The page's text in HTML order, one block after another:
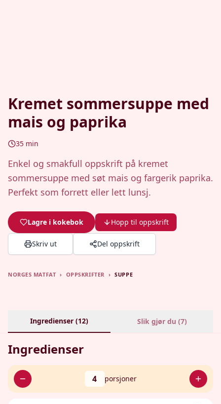
Kremet sommersuppe med
mais og paprika
35 min
Enkel og smakfull oppskrift på kremet
sommersuppe med søt mais og fargerik paprika.
Perfekt som forrett eller lett lunsj.
Lagre i kokebok Hopp til oppskrift
Skriv ut Del oppskrift
NORGES MATFAT › OPPSKRIFTER › SUPPE
Ingredienser (12) Slik gjør du (7)
Ingredienser
4 porsjoner